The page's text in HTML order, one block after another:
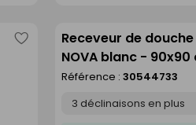
Enregistrer
comme
Receveur de douche
NOVA blanc - 90x90
Référence : 30544733